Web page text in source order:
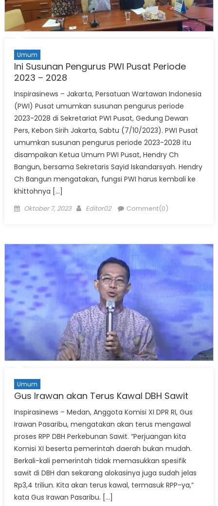
Umum
Ini Susunan Pengurus PWI Pusat Periode
2023 – 2028
Inspirasinews – Jakarta, Persatuan Wartawan Indonesia
(PWI) Pusat umumkan susunan pengurus periode
2023-2028 di Sekretariat PWI Pusat, Gedung Dewan
Pers, Kebon Sirih Jakarta, Sabtu (7/10/2023). PWI Pusat
umumkan susunan pengurus periode 2023-2028 itu
disampaikan Ketua Umum PWI Pusat, Hendry Ch
Bangun, bersama Sekretaris Sayid Iskandarsyah. Hendry
Ch Bangun mengatakan, fungsi PWI harus kembali ke
khittohnya […]
Posted
Oktober 7, 2023 Author
Editor02 Comment(0)
Umum
Gus Irawan akan Terus Kawal DBH Sawit
Inspirasinews – Medan, Anggota Komisi XI DPR RI, Gus
Irawan Pasaribu, mengatakan akan terus mengawal
proses RPP DBH Perkebunan Sawit. “Perjuangan kita
Komisi XI beserta pemerintah daerah bukan mudah.
Berkali-kali pemerintah tidak memasukkan spesifik
sawit di DBH dan sekarang alokasinya juga sudah jelas
Rp3,4 triliun. Kita akan terus kawal, termasuk RPP-ya,”
kata Gus Irawan Pasaribu. […]